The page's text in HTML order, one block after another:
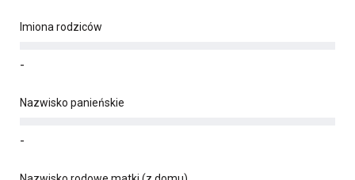
Imiona rodziców
-
Nazwisko panieńskie
-